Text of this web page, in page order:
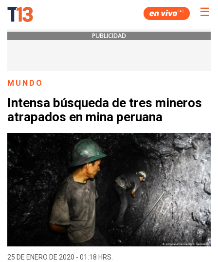
☰
PUBLICIDAD
MUNDO
Intensa búsqueda de tres mineros
atrapados en mina peruana
25 DE ENERO DE 2020 - 01:18 HRS.